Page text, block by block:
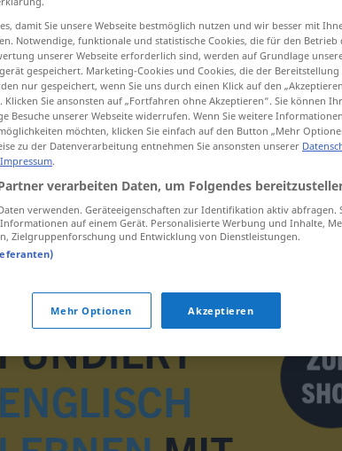
Ausdrucksweise
colloquialism colloquial expression
colloquialism manner of expression
damit Sie unsere Webseite bestmöglich nutzen und wir besser mit
Notwendige, funktionale und statistische Cookies, die für den Betrieb
unserer Webseite erforderlich sind, werden auf Grundlage
gespeichert. Marketing-Cookies und Cookies, die der
nur gespeichert, wenn Sie uns durch einen Klick auf den
Klicken Sie ansonsten auf „Fortfahren ohne Akzeptieren“. Sie können
Besuche unserer Webseite widerrufen. Wenn Sie weitere
möchten, klicken Sie einfach auf den Button „Mehr
zu der Datenverarbeitung entnehmen Sie ansonsten unserer
Impressum.
verarbeiten Daten, um Folgendes
verwenden. Geräteeigenschaften zur Identifikation aktiv abfragen.
auf einem Gerät. Personalisierte Werbung und Inhalte,
Zielgruppenforschung und Entwicklung von Dienstleistungen.
Mehr Optionen Akzeptieren